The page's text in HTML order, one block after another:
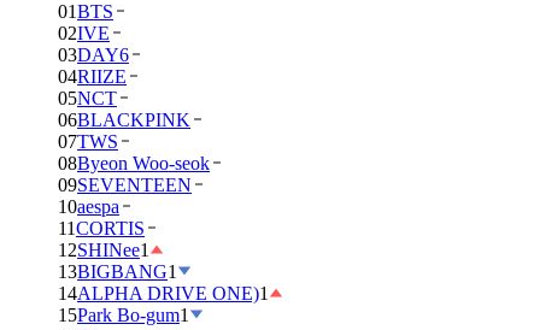
01BTS
02IVE
03DAY6
04RIIZE
05NCT
06BLACKPINK
07TWS
08Byeon Woo-seok
09SEVENTEEN
10aespa
11CORTIS
12SHINee1
13BIGBANG1
14ALPHA DRIVE ONE)1
15Park Bo-gum1